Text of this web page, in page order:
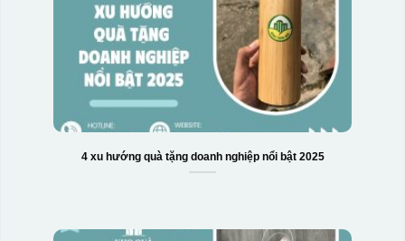
4 xu hướng quà tặng doanh nghiệp nổi bật 2025